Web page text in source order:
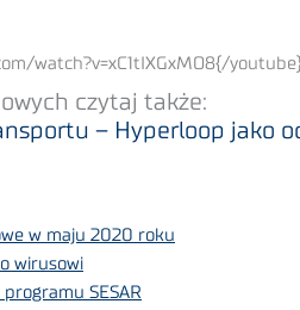
watch?v=xC1tIXGxMO8{/
czytaj także:
– Hyperloop jako
w maju 2020 roku
wirusowi
SESAR